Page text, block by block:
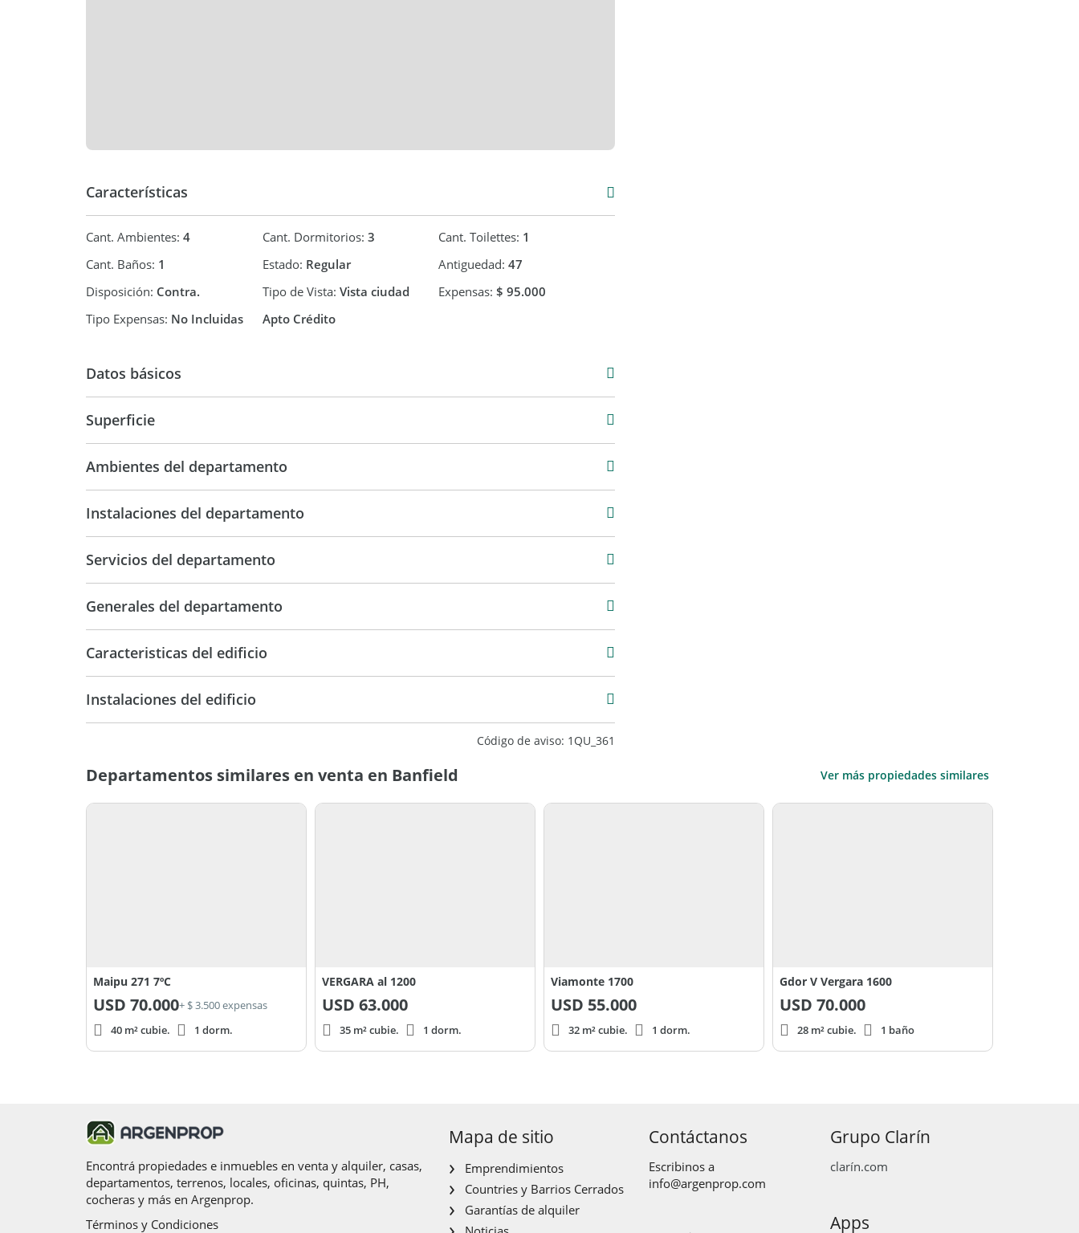
Características
Cant. Ambientes: 4 Cant. Dormitorios: 3 Cant. Toilettes: 1
Cant. Baños: 1 Estado: Regular Antiguedad:47
Disposición: Contra. Tipo de Vista: Vista ciudad Expensas:$ 95.000
Tipo Expensas: No Incluidas Apto Crédito
Datos básicos
Departamento
Superficie
Ambientes del departamento
Instalaciones del departamento
Servicios del departamento
Generales del departamento
Caracteristicas del edificio
Instalaciones del edificio
Código de aviso: 1QU_361
Departamentos similares en venta en Banfield Ver más propiedades similares
Maipu 271 7ºC
USD 70.000+ $ 3.500 expensas
40 m² cubie.
1 dorm.
VERGARA al 1200
USD 63.000
35 m² cubie. 1 dorm.
Viamonte 1700
USD 55.000
32 m² cubie. 1 dorm.
Gdor V Vergara 1600
USD 70.000
28 m² cubie. 1 baño
Encontrá propiedades e inmuebles en venta y alquiler, casas,
departamentos, terrenos, locales, oficinas, quintas, PH,
cocheras y más en Argenprop.
Términos y Condiciones
Mapa de sitio
Emprendimientos
Countries y Barrios Cerrados
Garantías de alquiler
Contáctanos
Escribinos a
info@argenprop.com
Grupo Clarín
clarín.com
Apps